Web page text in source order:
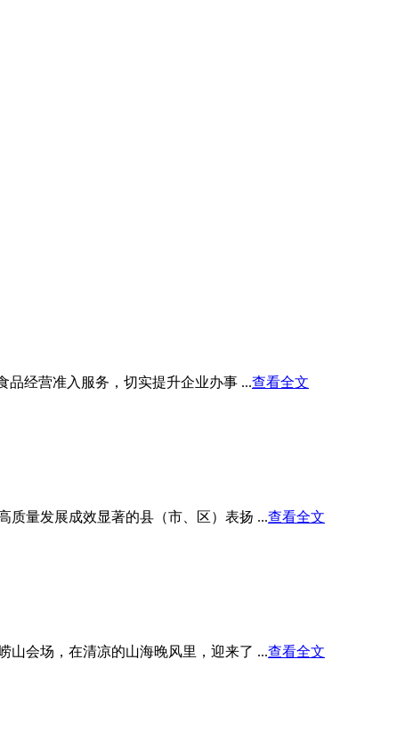
经营准入服务，切实提升企业办事 ...查看全文
量发展成效显著的县（市、区）表扬 ...查看全文
会场，在清凉的山海晚风里，迎来了 ...查看全文